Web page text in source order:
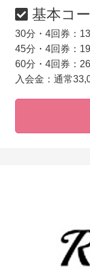
基本コ
30分・4回券：
45分・4回券：
60分・4回券：
入会金：通常